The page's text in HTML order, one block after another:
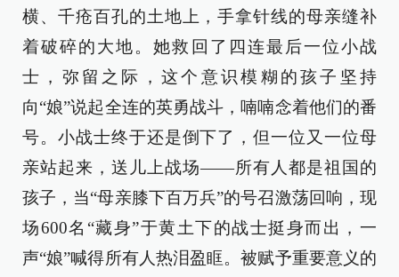
横、千疮百孔的土地上，手拿针线的母亲缝补
着破碎的大地。她救回了四连最后一位小战
士，弥留之际，这个意识模糊的孩子坚持
向“娘”说起全连的英勇战斗，喃喃念着他们的番
号。小战士终于还是倒下了，但一位又一位母
亲站起来，送儿上战场——所有人都是祖国的
孩子，当“母亲膝下百万兵”的号召激荡回响，现
场600名“藏身”于黄土下的战士挺身而出，一
声“娘”喊得所有人热泪盈眶。被赋予重要意义的